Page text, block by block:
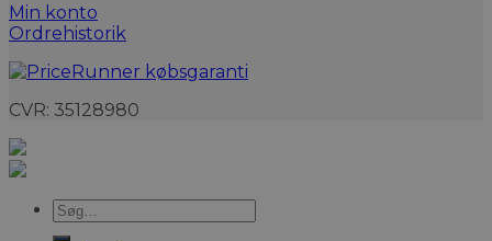
Min konto
Ordrehistorik
CVR: 35128980
Søg
efter: